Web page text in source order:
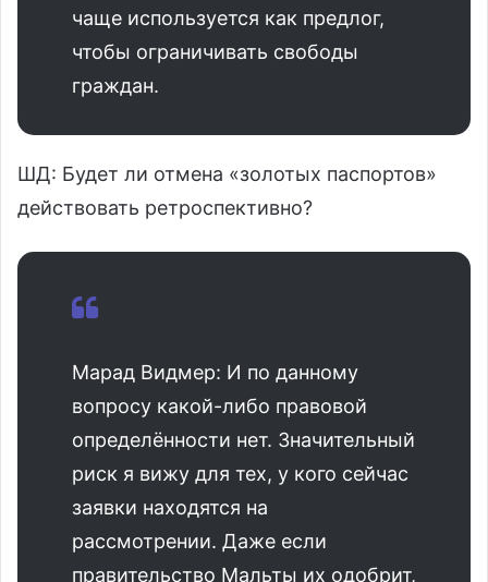
чаще используется как предлог,
чтобы ограничивать свободы
граждан.
ШД: Будет ли отмена «золотых паспортов»
действовать ретроспективно?
Марад Видмер: И по данному
вопросу какой-либо правовой
определённости нет. Значительный
риск я вижу для тех, у кого сейчас
заявки находятся на
рассмотрении. Даже если
правительство Мальты их одобрит,